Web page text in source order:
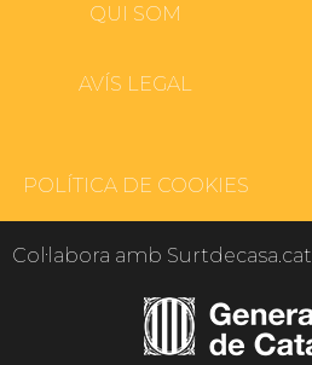
QUI SOM
AVÍS LEGAL
POLÍTICA DE COOKIES
Col·labora amb Surtdecasa.cat